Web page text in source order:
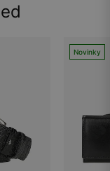
Novinky